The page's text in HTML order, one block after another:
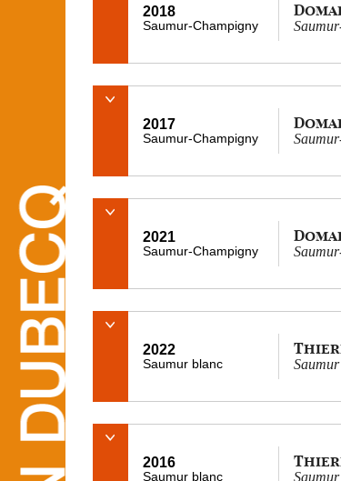
2018
Saumur-Champigny
2017
Saumur-Champigny
2021
Saumur-Champigny
2022
Saumur blanc
2016
Saumur blanc